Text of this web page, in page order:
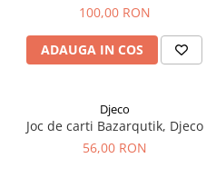
100,00 RON
ADAUGA IN COS
Djeco
Joc de carti Bazarqutik, Djeco
56,00 RON